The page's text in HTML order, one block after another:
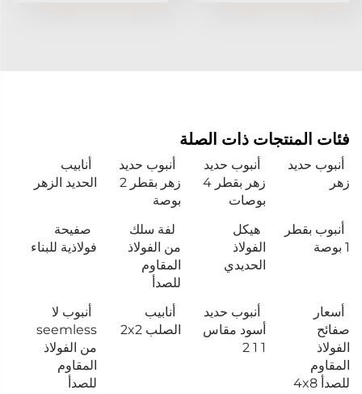
فئات المنتجات ذات الصلة
أنبوب حديد
زهر
أنبوب حديد
زهر بقطر 4
بوصات
أنبوب حديد
زهر بقطر 2
بوصة
أنابيب
الحديد الزهر
أنبوب بقطر
1 بوصة
هيكل
الفولاذ
الحديدي
لفة سلك
من الفولاذ
المقاوم
للصدأ
صفيحة
فولاذية للبناء
أسعار
صفائح
الفولاذ
المقاوم
للصدأ 4x8
أنبوب حديد
أسود مقاس
1 1 2
أنابيب
الصلب 2x2
أنبوب لا
seemless
من الفولاذ
المقاوم
للصدأ